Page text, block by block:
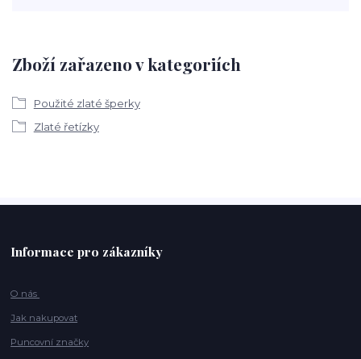
Zboží zařazeno v kategoriích
Použité zlaté šperky
Zlaté řetízky
Informace pro zákazníky
O nás
Jak nakupovat
Puncovní značky